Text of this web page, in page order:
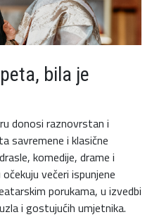
bila je
donosi raznovrstan i
savremene i klasične
komedije, drame i
večeri ispunjene
porukama, u izvedbi
i gostujućih umjetnika.